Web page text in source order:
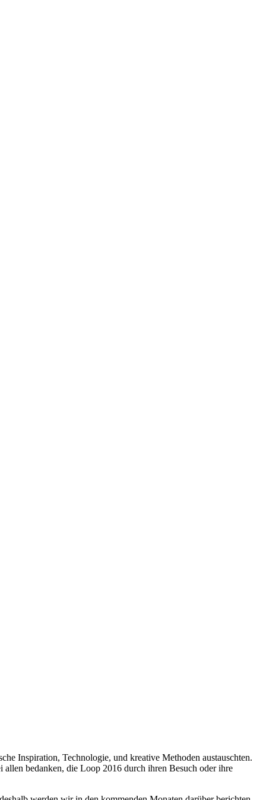
Inspiration, Technologie, und kreative Methoden austauschten.
bedanken, die Loop 2016 durch ihren Besuch oder ihre